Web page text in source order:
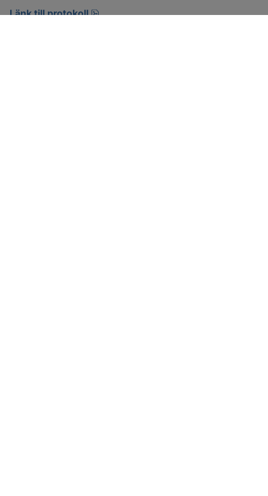
Länk till protokoll
pdf, 360.6 kB, öppnas i nytt fönster.